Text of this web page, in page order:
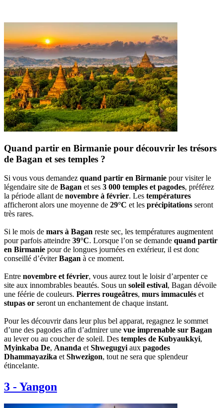
Quand partir en Birmanie pour découvrir les trésors
de Bagan et ses temples ?
Si vous vous demandez quand partir en Birmanie pour visiter le
légendaire site de Bagan et ses 3 000 temples et pagodes, préférez
la période allant de novembre à février. Les températures
afficheront alors une moyenne de 29°C et les précipitations seront
très rares.
Si le mois de mars à Bagan reste sec, les températures augmentent
pour parfois atteindre 39°C. Lorsque l’on se demande quand partir
en Birmanie pour de longues journées en extérieur, il est donc
conseillé d’éviterBagan à ce moment.
Entre novembre et février, vous aurez tout le loisir d’arpenter ce
site aux innombrables beautés. Sous un soleil estival, Bagan dévoile
une féérie de couleurs. Pierres rougeâtres, murs immaculés et
stupas or seront un enchantement de chaque instant.
Pour les découvrir dans leur plus bel apparat, regagnez le sommet
d’une des pagodes afin d’admirer une vue imprenable sur Bagan
au lever ou au coucher de soleil. Des temples de Kubyaukkyi,
Myinkaba De, Ananda et Shwegugyi aux pagodes
Dhammayazika et Shwezigon, tout ne sera que splendeur
étincelante.
3 -Yangon